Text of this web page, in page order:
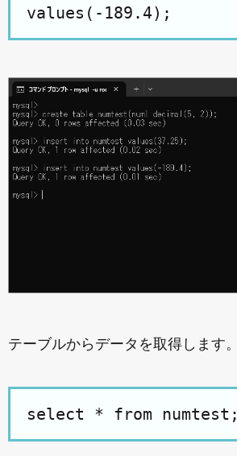
values(-189.4);
テーブルからデータを取得します。
select * from numtest;